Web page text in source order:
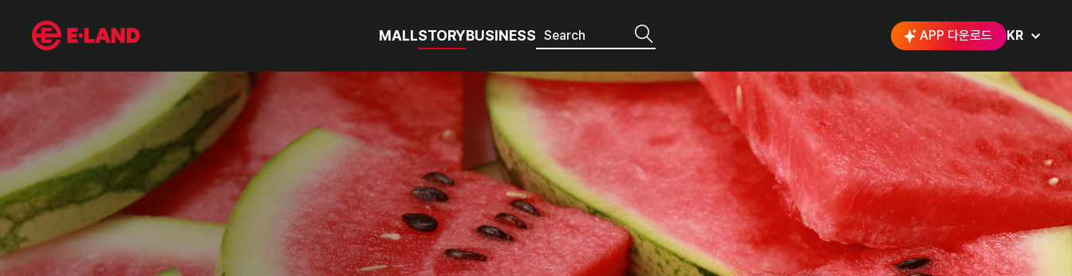
MALLSTORYBUSINESS APP 다운로드 KR
태국식 수박 주스 ‘땡모반’의 모든 것! 땡모반 레시피부터 추천 수박까지. 여름 홈 카페 완전 정복
매거진 상세보기